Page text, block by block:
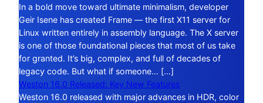
In a bold move toward ultimate minimalism, developer
Geir Isene has created Frame — the first X11 server for
Linux written entirely in assembly language. The X server
is one of those foundational pieces that most of us take
for granted. It’s big, complex, and full of decades of
legacy code. But what if someone… […]
Weston 16.0 Released: Key New Features
Weston 16.0 released with major advances in HDR, color